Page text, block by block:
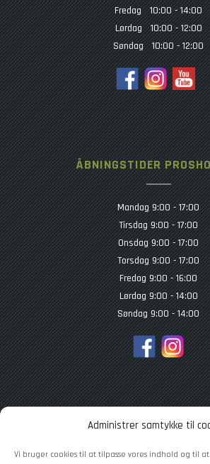
Administrer samtykke til
Vi bruger cookies til at tilpasse vores indhold og til
Fredag 10:00 - 14:00
Lørdag 10:00 - 12:00
Søndag 10:00 - 12:00
ÅBNINGSTIDER
Mandag 9:00 - 17:00
Tirsdag 9:00 - 17:00
Onsdag 9:00 - 17:00
Torsdag 9:00 - 17:00
Fredag 9:00 - 16:00
Lørdag 9:00 - 14:00
Søndag 9:00 - 14:00
TILMELD